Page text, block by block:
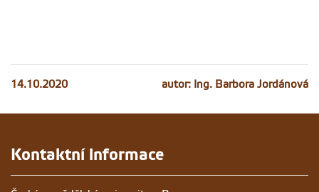
14.10.2020 autor: Ing. Barbora Jordánová
Kontaktní informace